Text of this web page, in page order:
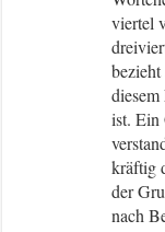
viertel
ist. Ein
kräftig
der
nach